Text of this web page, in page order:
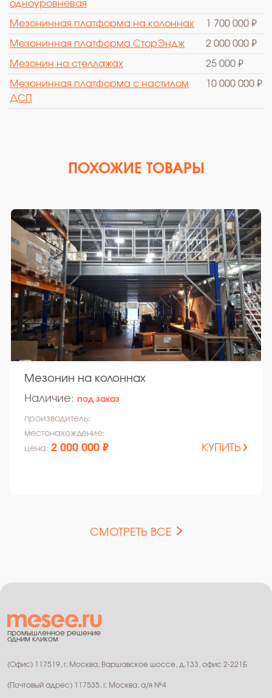
одноуровневая
Мезонинная платформа на колоннах 1 700 000 ₽
Мезонинная платформа СторЭндж 2 000 000 ₽
Мезонин на стеллажах 25 000 ₽
Мезонинная платформа с настилом
ДСП
10 000 000 ₽
ПОХОЖИЕ ТОВАРЫ
Мезонин на колоннах
Наличие: под заказ
производитель:
местонахождение:
цена: 2 000 000 ₽ КУПИТЬ
СМОТРЕТЬ ВСЕ
промышленное решение
одним кликом
(Офис) 117519, г. Москва, Варшавское шоссе, д.133, офис 2-221Б
(Почтовый адрес) 117535, г. Москва, а/я №4